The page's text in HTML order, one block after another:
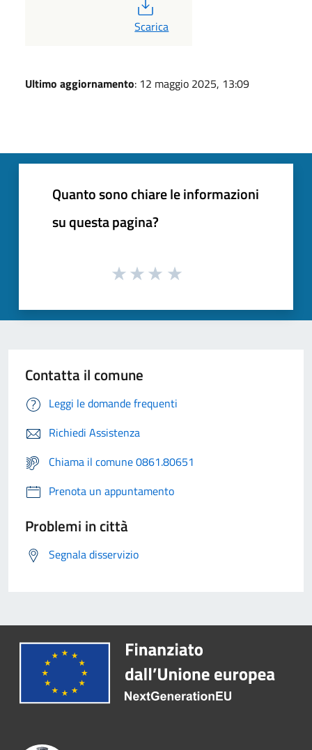
PDF
Scarica
Ultimo aggiornamento: 12 maggio 2025, 13:09
Quanto sono chiare le informazioni
su questa pagina?
Contatta il comune
Leggi le domande frequenti
Richiedi Assistenza
Chiama il comune 0861.80651
Prenota un appuntamento
Problemi in città
Segnala disservizio